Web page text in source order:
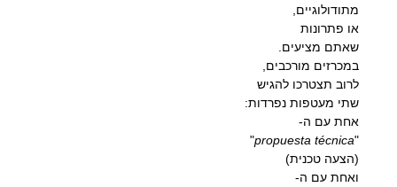
מתודולוגיים,
או פתרונות
שאתם מציעים.
במכרזים מורכבים,
לרוב תצטרכו להגיש
שתי מעטפות נפרדות:
אחת עם ה-
"
propuesta técnica
"
(הצעה טכנית)
ואחת עם ה-